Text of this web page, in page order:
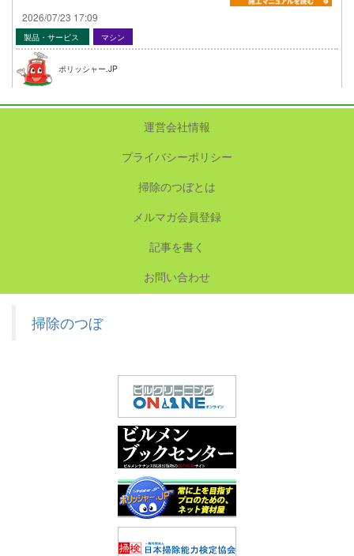
2026/07/23 17:09
製品・サービス マシン
ポリッシャー.JP
運営会社情報
プライバシーポリシー
掃除のつぼとは
メルマガ会員登録
記事を書く
お問い合わせ
掃除のつぼ